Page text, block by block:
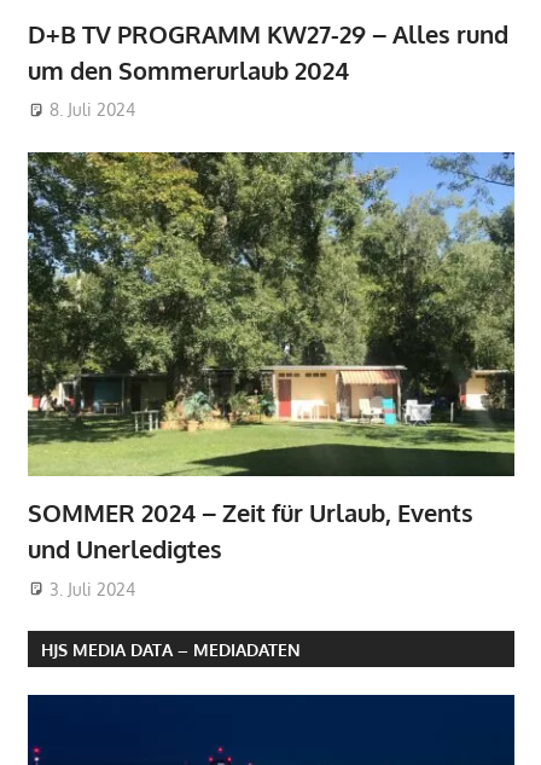
D+B TV PROGRAMM KW27-29 – Alles rund
um den Sommerurlaub 2024
8. Juli 2024
SOMMER 2024 – Zeit für Urlaub, Events
und Unerledigtes
3. Juli 2024
HJS MEDIA DATA – MEDIADATEN